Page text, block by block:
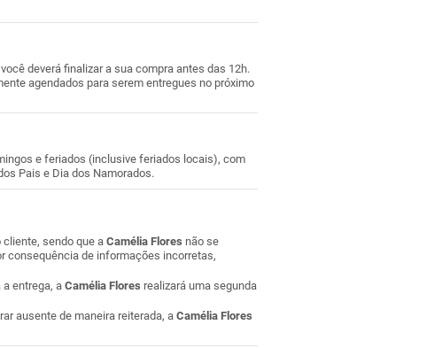
deverá finalizar a sua compra antes das 12h.
agendados para serem entregues no próximo
e feriados (inclusive feriados locais), com
Pais e Dia dos Namorados.
sendo que a Camélia Flores não se
consequência de informações incorretas,
entrega, a Camélia Flores realizará uma segunda
ausente de maneira reiterada, a Camélia Flores